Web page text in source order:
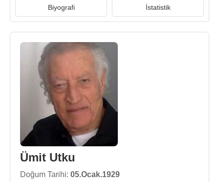
Biyografi İstatistik
Ümit Utku
Doğum Tarihi: 05.Ocak.1929